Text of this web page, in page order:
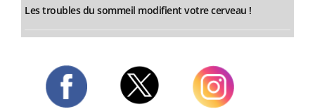
Les troubles du sommeil modifient votre cerveau !